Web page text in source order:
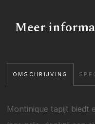
Meer
OMSCHRIJVING
Montinique tapijt biedt